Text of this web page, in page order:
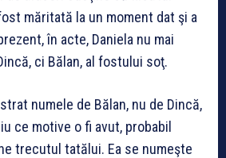
măritată la un moment dat şi a
în acte, Daniela nu mai
ci Bălan, al fostului soţ.
numele de Bălan, nu de Dincă,
ce motive o fi avut, probabil
trecutul tatălui. Ea se numeşte